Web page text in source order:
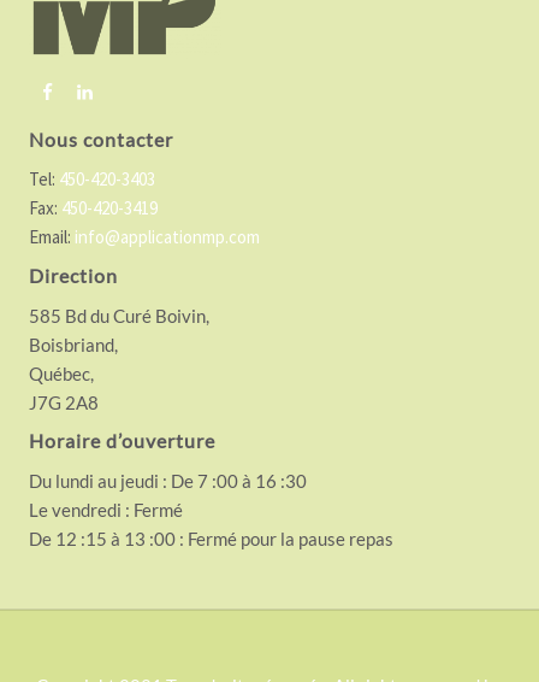
Nous contacter
Tel: 450-420-3403
Fax: 450-420-3419
Email: info@applicationmp.com
Direction
585 Bd du Curé Boivin,
Boisbriand,
Québec,
J7G 2A8
Horaire d’ouverture
Du lundi au jeudi : De 7 :00 à 16 :30
Le vendredi : Fermé
De 12 :15 à 13 :00 : Fermé pour la pause repas